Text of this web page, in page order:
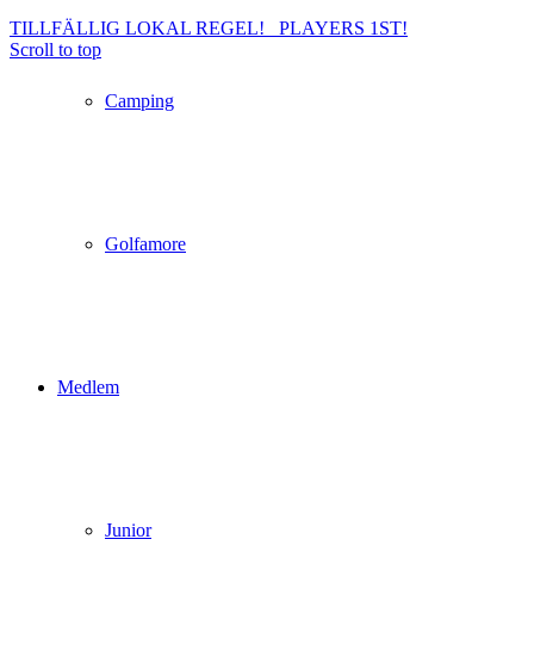
Camping
Golfamore
Medlem
Junior
TILLFÄLLIG LOKAL REGEL!
PLAYERS 1ST!
Scroll to top